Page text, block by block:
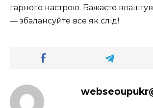
гарного настрою. Бажаєте
— збалансуйте все як слід!